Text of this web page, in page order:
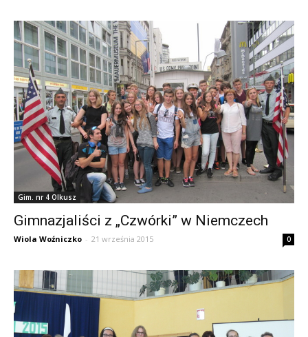
Gim. nr 4 Olkusz
Gimnazjaliści z „Czwórki” w Niemczech
Wiola Woźniczko - 21 września 2015 0